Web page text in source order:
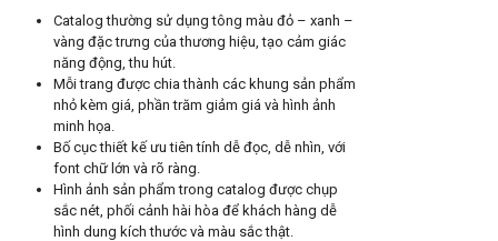
Catalog thường sử dụng tông màu đỏ – xanh –
vàng đặc trưng của thương hiệu, tạo cảm giác
năng động, thu hút.
Mỗi trang được chia thành các khung sản phẩm
nhỏ kèm giá, phần trăm giảm giá và hình ảnh
minh họa.
Bố cục thiết kế ưu tiên tính dễ đọc, dễ nhìn, với
font chữ lớn và rõ ràng.
Hình ảnh sản phẩm trong catalog được chụp
sắc nét, phối cảnh hài hòa để khách hàng dễ
hình dung kích thước và màu sắc thật.